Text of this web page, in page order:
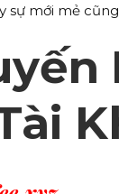
sự mới mẻ